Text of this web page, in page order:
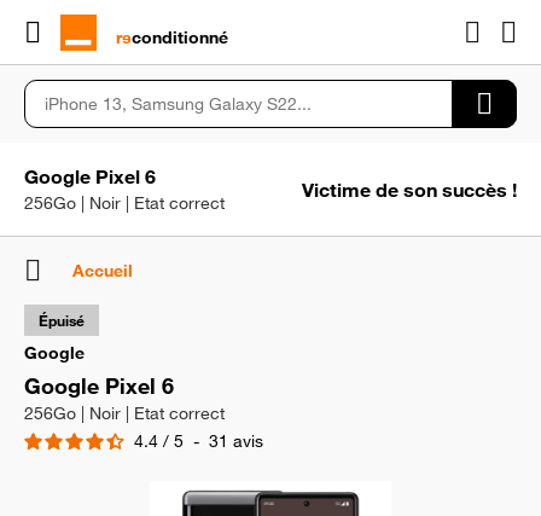
rɘconditionné
Google Pixel 6
256Go | Noir | Etat correct
Victime de son succès !
Accueil
Google
Google Pixel 6
256Go | Noir | Etat correct
4.4 / 5 - 31 avis
Épuisé